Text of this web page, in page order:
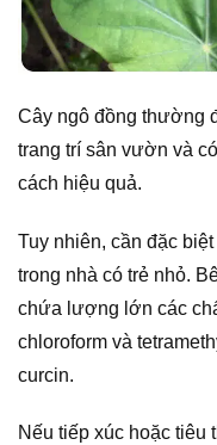
Cây ngô đồng thường
trang trí sân vườn và
cách hiệu quả.
Tuy nhiên, cần đặc
trong nhà có trẻ nhỏ.
chứa lượng lớn các
chloroform và
curcin.
Nếu tiếp xúc hoặc tiêu